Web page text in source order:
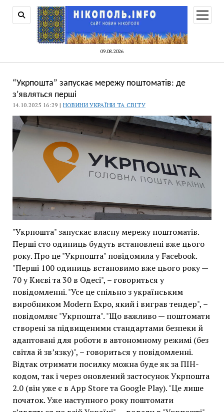
09.08.2026
меню
“Укрпошта” запускає мережу поштоматів: де
з’являться перші
14.10.2025 16:29 | НОВИНИ УКРАЇНИ ТА СВІТУ
"Укрпошта" запускає власну мережу поштоматів.
Перші сто одиниць будуть встановлені вже цього
року. Про це "Укрпошта" повідомила у Facebook.
"Перші 100 одиниць встановимо вже цього року —
70 у Києві та 30 в Одесі", – говориться у
повідомленні. "Усе це спільно з українським
виробником Modern Expo, який і виграв тендер", –
повідомляє "Укрпошта". "Що важливо — поштомати
створені за підвищеними стандартами безпеки й
адаптовані для роботи в автономному режимі (без
світла й звʼязку)", – говориться у повідомленні.
Відтак отримати посилку можна буде як за ПІН-
кодом, так і через оновлений застосунок Укрпошта
2.0 (він уже є в App Store та Google Play). "Це лише
початок. Уже наступного року поштомати